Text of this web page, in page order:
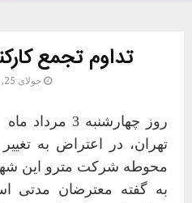
تداوم تجمع
جولای 25, 2019
روز چهارشنبه
تهران، در اعتراض به
محوطه شرکت مترو این
به گفته معترضان